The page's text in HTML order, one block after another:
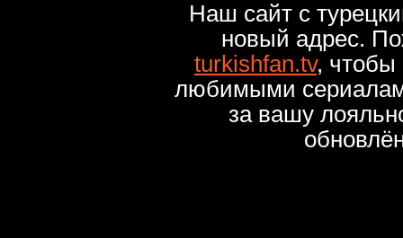
Наш сайт с
новый адрес.
turkishfan.tv, чтобы
любимыми
за вашу